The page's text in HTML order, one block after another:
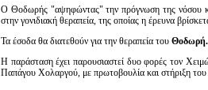
Ο Θοδωρής "αψηφώντας" την πρόγνωση της νόσου
στην γονιδιακή θεραπεία, της οποίας η έρευνα
Τα έσοδα θα διατεθούν για την θεραπεία του Θοδωρή.
Η παράσταση έχει παρουσιαστεί δυο φορές τον
Παπάγου Χολαργού, με πρωτοβουλία και στήριξη